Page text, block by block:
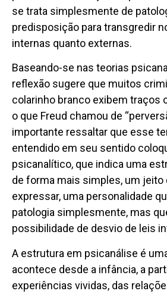
se trata simplesmente de
predisposição para transgredir
internas quanto externas.
Baseando-se nas teorias
reflexão sugere que muitos
colarinho branco exibem traços
o que Freud chamou de
importante ressaltar que esse
entendido em seu sentido
psicanalítico, que indica uma
de forma mais simples, um jeito
expressar, uma personalidade
patologia simplesmente, mas
possibilidade de desvio de leis
A estrutura em psicanálise é
acontece desde a infância, a
experiências vividas, das